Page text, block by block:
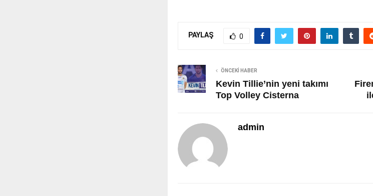
PAYLAŞ 0
ÖNCEKI HABER
Kevin Tillie’nin yeni takımı
Top Volley Cisterna
admin